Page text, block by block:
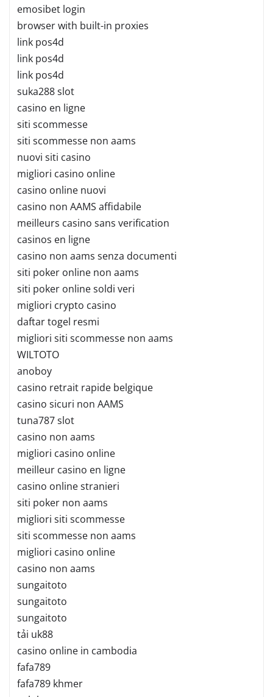
emosibet login
browser with built-in proxies
link pos4d
link pos4d
link pos4d
suka288 slot
casino en ligne
siti scommesse
siti scommesse non aams
nuovi siti casino
migliori casino online
casino online nuovi
casino non AAMS affidabile
meilleurs casino sans verification
casinos en ligne
casino non aams senza documenti
siti poker online non aams
siti poker online soldi veri
migliori crypto casino
daftar togel resmi
migliori siti scommesse non aams
WILTOTO
anoboy
casino retrait rapide belgique
casino sicuri non AAMS
tuna787 slot
casino non aams
migliori casino online
meilleur casino en ligne
casino online stranieri
siti poker non aams
migliori siti scommesse
siti scommesse non aams
migliori casino online
casino non aams
sungaitoto
sungaitoto
sungaitoto
tải uk88
casino online in cambodia
fafa789
fafa789 khmer